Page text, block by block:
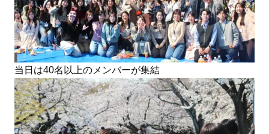
当日は40名以上のメンバーが集結